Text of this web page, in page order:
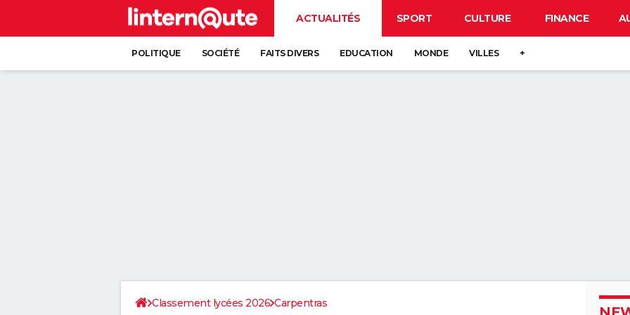
ACTUALITÉS SPORT CULTURE FINANCE
POLITIQUE SOCIÉTÉ FAITS DIVERS EDUCATION MONDE VILLES +
Classement lycées 2026 Carpentras